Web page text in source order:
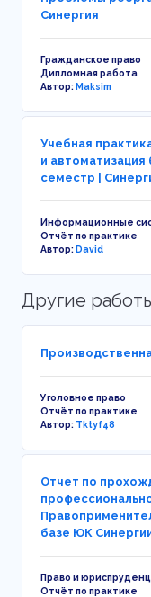
Синергия
Гражданское право
Дипломная работа
Автор:Maksim
Учебная
и автоматизация
семестр |
Информационные
Отчёт по практике
Автор:David
Другие
Уголовное право
Отчёт по практике
Автор: Tktyf48
Отчет по
базе ЮК Синергии
Право и
Отчёт по практике